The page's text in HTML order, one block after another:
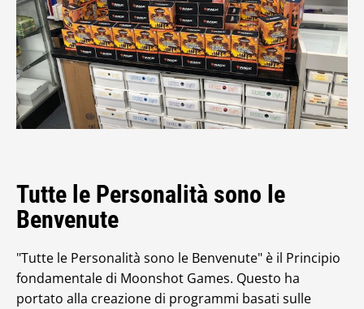
Tutte le Personalità sono le
Benvenute
"Tutte le Personalità sono le Benvenute" è il Principio
fondamentale di Moonshot Games. Questo ha
portato alla creazione di programmi basati sulle